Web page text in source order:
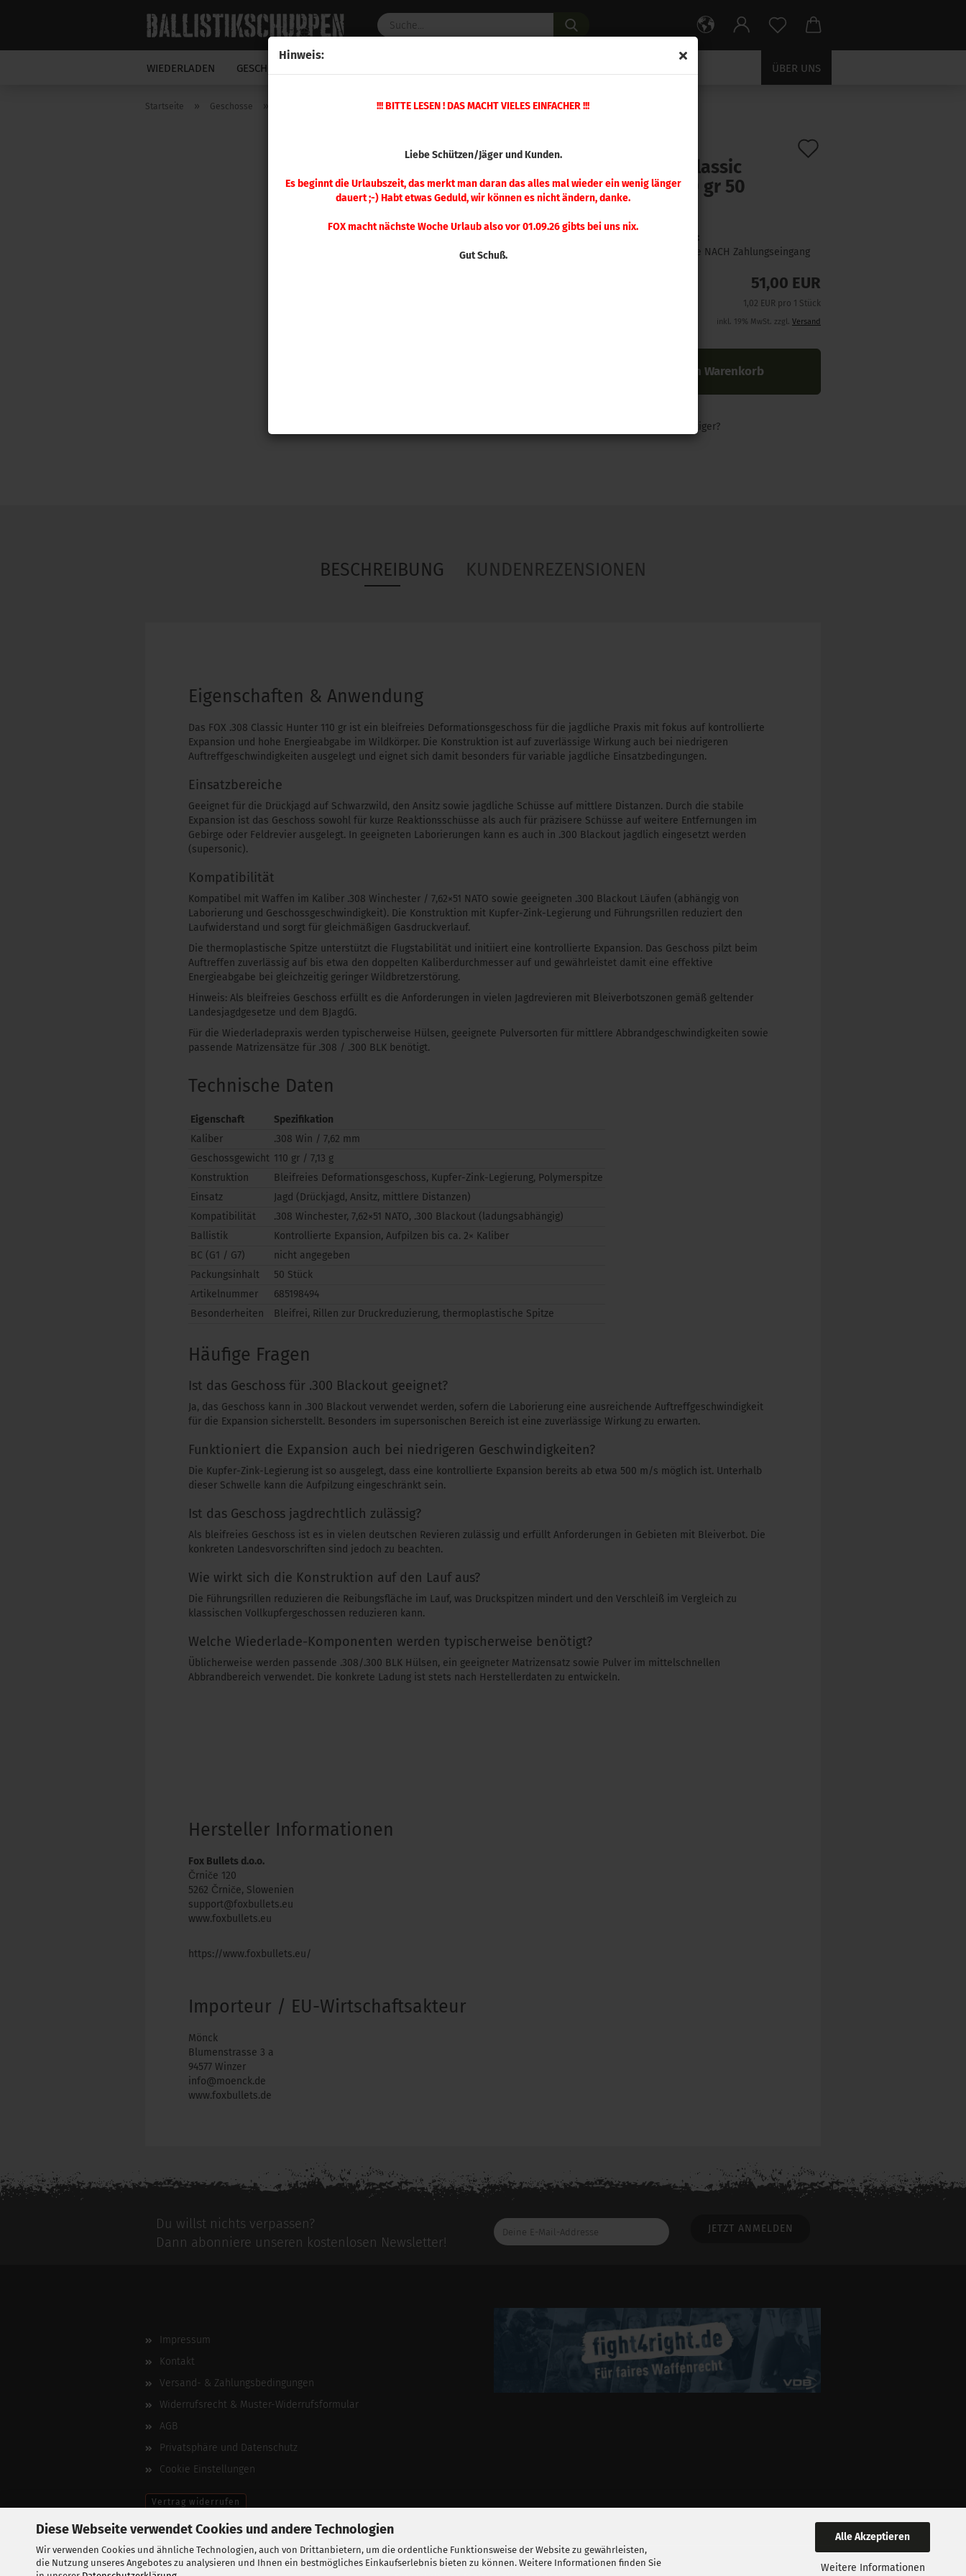
Diese Webseite verwendet Cookies und andere Technologien
Wir verwenden Cookies und ähnliche Technologien, auch von Drittanbietern, um die ordentliche Funktionsweise der Website zu gewährleisten,
die Nutzung unseres Angebotes zu analysieren und Ihnen ein bestmögliches Einkaufserlebnis bieten zu können. Weitere Informationen finden Sie
Alle Akzeptieren
Weitere Informationen
Hinweis:
!!! BITTE LESEN ! DAS MACHT VIELES EINFACHER !!!
Liebe Schützen/Jäger und Kunden.
Es beginnt die Urlaubszeit, das merkt man daran das alles mal wieder ein wenig länger
dauert ;-) Habt etwas Geduld, wir können es nicht ändern, danke.
FOX macht nächste Woche Urlaub also vor 01.09.26 gibts bei uns nix.
Gut Schuß.
WIEDERLADEN GESCHOSSE ÜBER UNS
Startseite » Geschosse » FOX .308 Classic Hunter 110 gr 50 Stück
FOX .308 Classic
Hunter 110 gr 50
Stück
Lieferzeit:
1 Woche NACH Zahlungseingang
51,00 EUR
1,02 EUR pro 1 Stück
inkl. 19% MwSt. zzgl. Versand
In den Warenkorb
Woanders günstiger?
BESCHREIBUNG KUNDENREZENSIONEN
Eigenschaften & Anwendung
Das FOX .308 Classic Hunter 110 gr ist ein bleifreies Deformationsgeschoss für die jagdliche Praxis mit fokus auf kontrollierte
Expansion und hohe Energieabgabe im Wildkörper. Die Konstruktion ist auf zuverlässige Wirkung auch bei niedrigeren
Auftreffgeschwindigkeiten ausgelegt und eignet sich damit besonders für variable jagdliche Einsatzbedingungen.
Einsatzbereiche
Geeignet für die Drückjagd auf Schwarzwild, den Ansitz sowie jagdliche Schüsse auf mittlere Distanzen. Durch die stabile
Expansion ist das Geschoss sowohl für kurze Reaktionsschüsse als auch für präzisere Schüsse auf weitere Entfernungen im
Gebirge oder Feldrevier ausgelegt. In geeigneten Laborierungen kann es auch in .300 Blackout jagdlich eingesetzt werden
(supersonic).
Kompatibilität
Kompatibel mit Waffen im Kaliber .308 Winchester / 7,62×51 NATO sowie geeigneten .300 Blackout Läufen (abhängig von
Laborierung und Geschossgeschwindigkeit). Die Konstruktion mit Kupfer-Zink-Legierung und Führungsrillen reduziert den
Laufwiderstand und sorgt für gleichmäßigen Gasdruckverlauf.
Die thermoplastische Spitze unterstützt die Flugstabilität und initiiert eine kontrollierte Expansion. Das Geschoss pilzt beim
Auftreffen zuverlässig auf bis etwa den doppelten Kaliberdurchmesser auf und gewährleistet damit eine effektive
Energieabgabe bei gleichzeitig geringer Wildbretzerstörung.
Hinweis: Als bleifreies Geschoss erfüllt es die Anforderungen in vielen Jagdrevieren mit Bleiverbotszonen gemäß geltender
Landesjagdgesetze und dem BJagdG.
Für die Wiederladepraxis werden typischerweise Hülsen, geeignete Pulversorten für mittlere Abbrandgeschwindigkeiten sowie
passende Matrizensätze für .308 / .300 BLK benötigt.
Technische Daten
Eigenschaft
Spezifikation
Kaliber
.308 Win / 7,62 mm
Geschossgewicht 110 gr / 7,13 g
Konstruktion
Bleifreies Deformationsgeschoss, Kupfer-Zink-Legierung, Polymerspitze
Einsatz
Jagd (Drückjagd, Ansitz, mittlere Distanzen)
Kompatibilität
.308 Winchester, 7,62×51 NATO, .300 Blackout (ladungsabhängig)
Ballistik
Kontrollierte Expansion, Aufpilzen bis ca. 2× Kaliber
BC (G1 / G7)
nicht angegeben
Packungsinhalt
50 Stück
Artikelnummer
685198494
Besonderheiten
Bleifrei, Rillen zur Druckreduzierung, thermoplastische Spitze
Häufige Fragen
Ist das Geschoss für .300 Blackout geeignet?
Ja, das Geschoss kann in .300 Blackout verwendet werden, sofern die Laborierung eine ausreichende Auftreffgeschwindigkeit
für die Expansion sicherstellt. Besonders im supersonischen Bereich ist eine zuverlässige Wirkung zu erwarten.
Funktioniert die Expansion auch bei niedrigeren Geschwindigkeiten?
Die Kupfer-Zink-Legierung ist so ausgelegt, dass eine kontrollierte Expansion bereits ab etwa 500 m/s möglich ist. Unterhalb
dieser Schwelle kann die Aufpilzung eingeschränkt sein.
Ist das Geschoss jagdrechtlich zulässig?
Als bleifreies Geschoss ist es in vielen deutschen Revieren zulässig und erfüllt Anforderungen in Gebieten mit Bleiverbot. Die
konkreten Landesvorschriften sind jedoch zu beachten.
Wie wirkt sich die Konstruktion auf den Lauf aus?
Die Führungsrillen reduzieren die Reibungsfläche im Lauf, was Druckspitzen mindert und den Verschleiß im Vergleich zu
klassischen Vollkupfergeschossen reduzieren kann.
Welche Wiederlade-Komponenten werden typischerweise benötigt?
Üblicherweise werden passende .308/.300 BLK Hülsen, ein geeigneter Matrizensatz sowie Pulver im mittelschnellen
Abbrandbereich verwendet. Die konkrete Ladung ist stets nach Herstellerdaten zu entwickeln.
Hersteller Informationen
Fox Bullets d.o.o.
Črniče 120
5262 Črniče, Slowenien
support@foxbullets.eu
www.foxbullets.eu
https://www.foxbullets.eu/
Importeur / EU-Wirtschaftsakteur
Mönck
Blumenstrasse 3 a
94577 Winzer
info@moenck.de
www.foxbullets.de
Für weitere Informationen besuchen Sie bitte die Herstellerseitezu diesem Artikel.
Du willst nichts verpassen?
Dann abonniere unseren kostenlosen Newsletter!
Deine
E-
Impressum
Kontakt
Versand- & Zahlungsbedingungen
Widerrufsrecht & Muster-Widerrufsformular
AGB
Privatsphäre und Datenschutz
Cookie Einstellungen
Vertrag widerrufen
BALLISTIKSCHUPPEN 2026.